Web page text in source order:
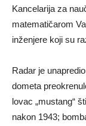
Kancelarija za
matematičarom
inženjere koji su
Radar je
dometa
lovac „mustang“
nakon 1943;